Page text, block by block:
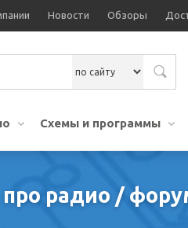
Новости Обзоры
Схемы и программы
радио /